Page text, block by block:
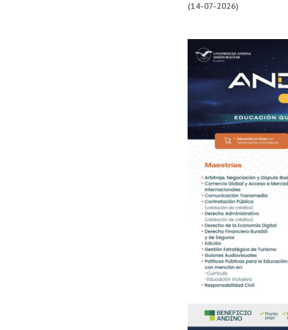
(14-07-2026)